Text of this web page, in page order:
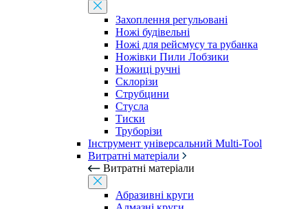
Захоплення регульовані
Ножі будівельні
Ножі для рейсмусу та рубанка
Ножівки Пили Лобзики
Ножиці ручні
Склорізи
Струбцини
Стусла
Тиски
Труборізи
Інструмент універсальний Multi-Tool
Витратні матеріали
Витратні матеріали
Абразивні круги